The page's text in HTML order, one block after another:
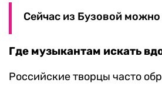
Сейчас из Бузовой
Где музыкантам искать
Российские творцы часто